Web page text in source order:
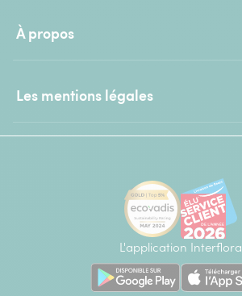
À propos
Les mentions légales
L'application Interflora